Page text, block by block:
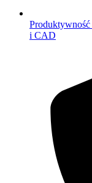
Produktywność
i CAD